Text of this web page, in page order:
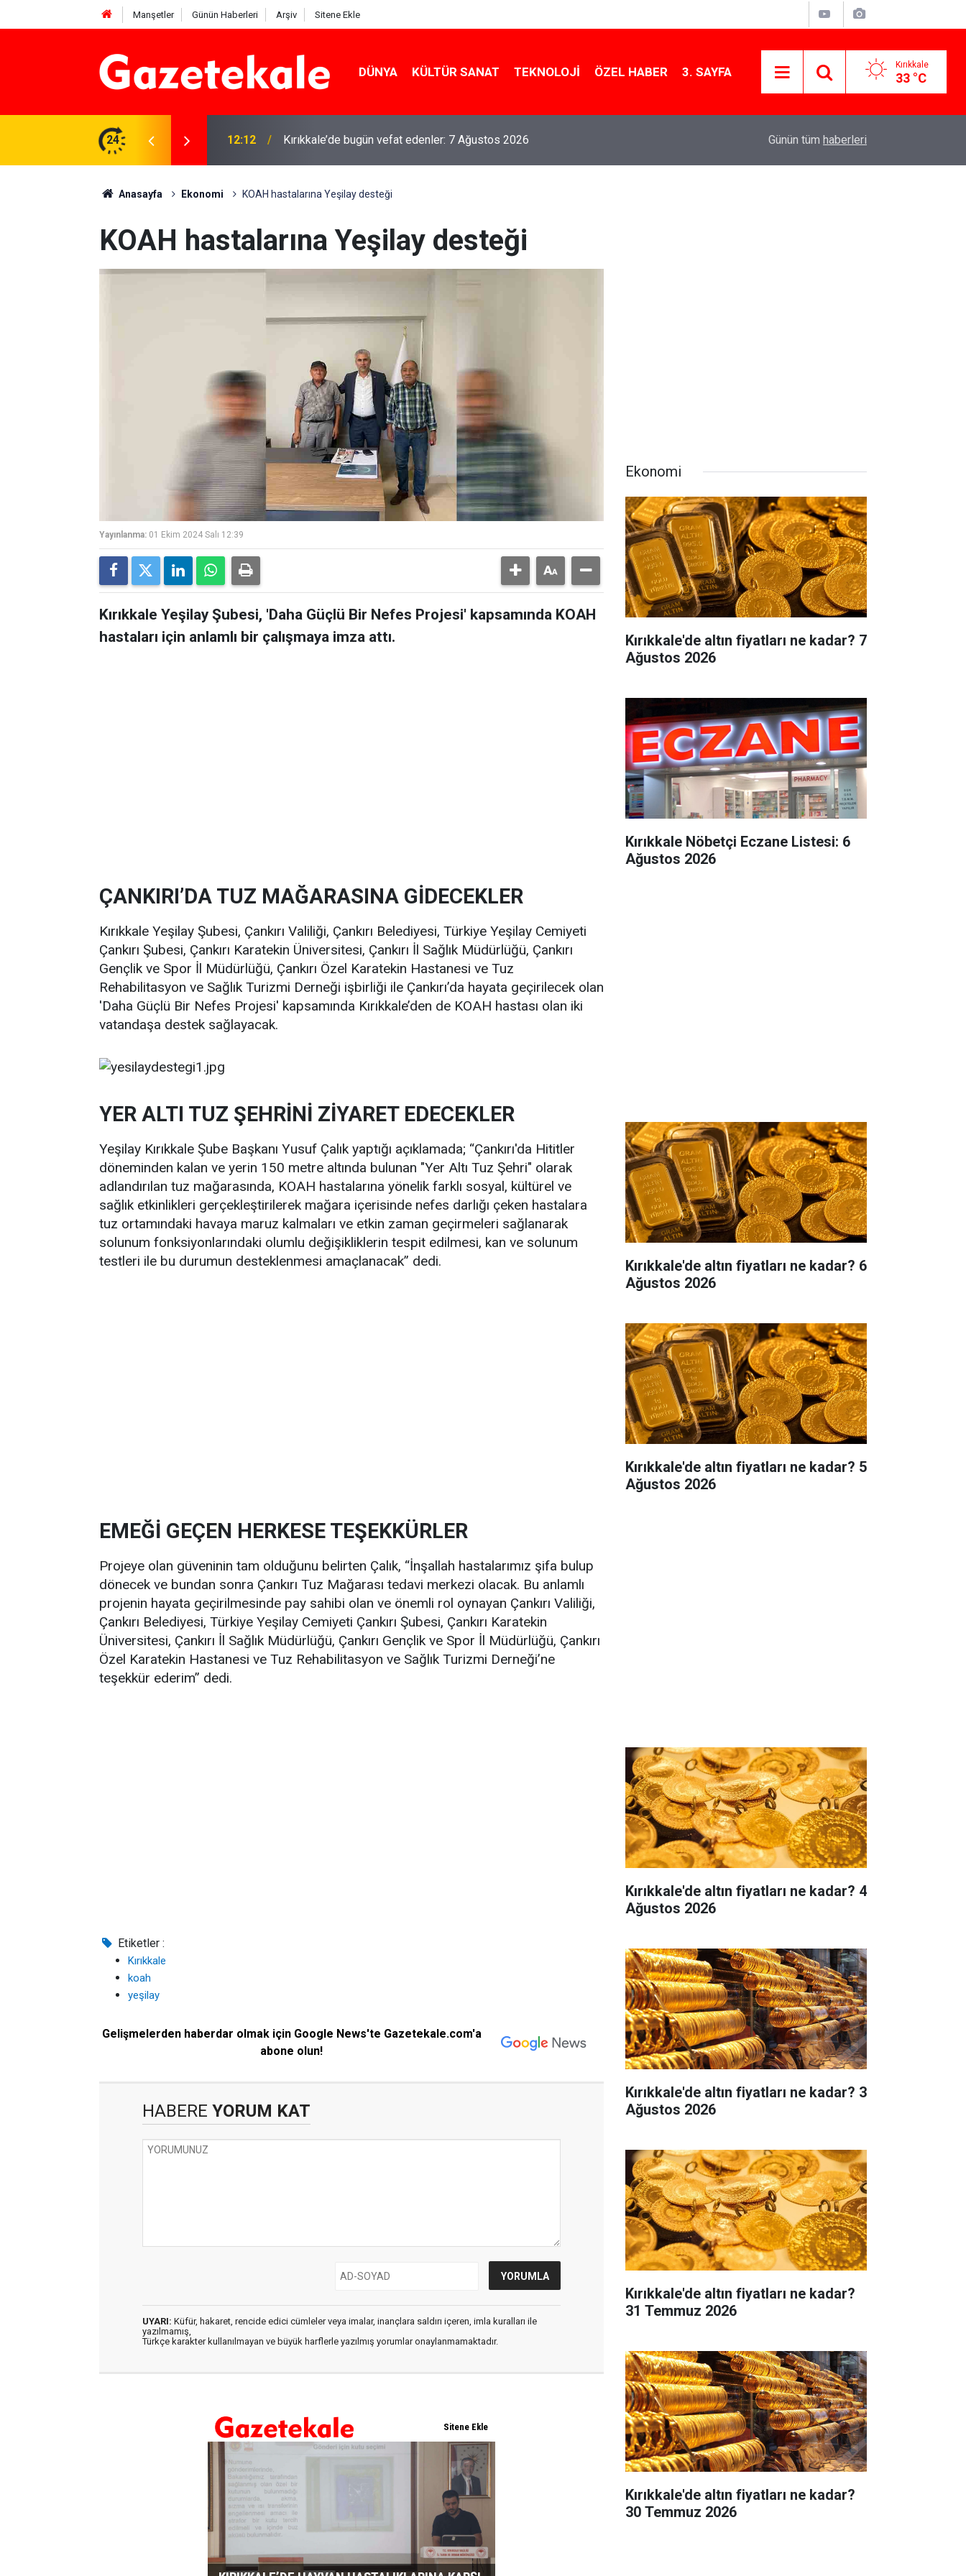
Manşetler Günün Haberleri Arşiv Sitene Ekle
DÜNYA KÜLTÜR SANAT TEKNOLOJI ÖZEL HABER 3. SAYFA Kırıkkale
33 °C
24
karşı denetimler artırıldı 12:12 Kırıkkale’de bugün vefat edenler: 7 Ağustos 2026 MKE’nin Yerli Savunma Teknolojileri Dünya
Günün tüm haberleri
Anasayfa Ekonomi KOAH hastalarına Yeşilay desteği
KOAH hastalarına Yeşilay desteği
Yayınlanma: 01 Ekim 2024 Salı 12:39
Kırıkkale Yeşilay Şubesi, 'Daha Güçlü Bir Nefes Projesi' kapsamında KOAH
hastaları için anlamlı bir çalışmaya imza attı.
ÇANKIRI’DA TUZ MAĞARASINA GİDECEKLER
Kırıkkale Yeşilay Şubesi, Çankırı Valiliği, Çankırı Belediyesi, Türkiye Yeşilay Cemiyeti
Çankırı Şubesi, Çankırı Karatekin Üniversitesi, Çankırı İl Sağlık Müdürlüğü, Çankırı
Gençlik ve Spor İl Müdürlüğü, Çankırı Özel Karatekin Hastanesi ve Tuz
Rehabilitasyon ve Sağlık Turizmi Derneği işbirliği ile Çankırı’da hayata geçirilecek olan
'Daha Güçlü Bir Nefes Projesi' kapsamında Kırıkkale’den de KOAH hastası olan iki
vatandaşa destek sağlayacak.
YER ALTI TUZ ŞEHRİNİ ZİYARET EDECEKLER
Yeşilay Kırıkkale Şube Başkanı Yusuf Çalık yaptığı açıklamada; “Çankırı'da Hititler
döneminden kalan ve yerin 150 metre altında bulunan "Yer Altı Tuz Şehri" olarak
adlandırılan tuz mağarasında, KOAH hastalarına yönelik farklı sosyal, kültürel ve
sağlık etkinlikleri gerçekleştirilerek mağara içerisinde nefes darlığı çeken hastalara
tuz ortamındaki havaya maruz kalmaları ve etkin zaman geçirmeleri sağlanarak
solunum fonksiyonlarındaki olumlu değişikliklerin tespit edilmesi, kan ve solunum
testleri ile bu durumun desteklenmesi amaçlanacak” dedi.
EMEĞİ GEÇEN HERKESE TEŞEKKÜRLER
Projeye olan güveninin tam olduğunu belirten Çalık, “İnşallah hastalarımız şifa bulup
dönecek ve bundan sonra Çankırı Tuz Mağarası tedavi merkezi olacak. Bu anlamlı
projenin hayata geçirilmesinde pay sahibi olan ve önemli rol oynayan Çankırı Valiliği,
Çankırı Belediyesi, Türkiye Yeşilay Cemiyeti Çankırı Şubesi, Çankırı Karatekin
Üniversitesi, Çankırı İl Sağlık Müdürlüğü, Çankırı Gençlik ve Spor İl Müdürlüğü, Çankırı
Özel Karatekin Hastanesi ve Tuz Rehabilitasyon ve Sağlık Turizmi Derneği’ne
teşekkür ederim” dedi.
Etiketler :
Kırıkkale
koah
yeşilay
Gelişmelerden haberdar olmak için Google News'te Gazetekale.com'a
abone olun!
HABERE YORUM KAT
UYARI: Küfür, hakaret, rencide edici cümleler veya imalar, inançlara saldırı içeren, imla kuralları ile
yazılmamış,
Türkçe karakter kullanılmayan ve büyük harflerle yazılmış yorumlar onaylanmamaktadır.
Ekonomi
Kırıkkale'de altın fiyatları ne kadar? 7
Ağustos 2026
Kırıkkale Nöbetçi Eczane Listesi: 6
Ağustos 2026
Kırıkkale'de altın fiyatları ne kadar? 6
Ağustos 2026
Kırıkkale'de altın fiyatları ne kadar? 5
Ağustos 2026
Kırıkkale'de altın fiyatları ne kadar? 4
Ağustos 2026
Kırıkkale'de altın fiyatları ne kadar? 3
Ağustos 2026
Kırıkkale'de altın fiyatları ne kadar?
31 Temmuz 2026
Kırıkkale'de altın fiyatları ne kadar?
30 Temmuz 2026